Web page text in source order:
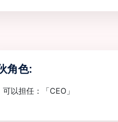
角色:
可以担任：「CEO」